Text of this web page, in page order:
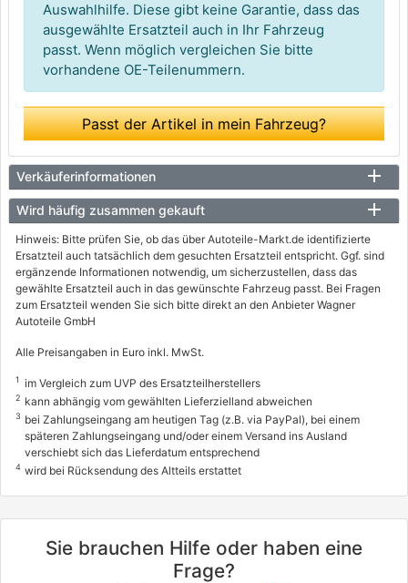
Auswahlhilfe. Diese gibt keine Garantie, dass das
ausgewählte Ersatzteil auch in Ihr Fahrzeug
passt. Wenn möglich vergleichen Sie bitte
vorhandene OE-Teilenummern.
Passt der Artikel in mein Fahrzeug?
Verkäuferinformationen
Wird häufig zusammen gekauft
Hinweis: Bitte prüfen Sie, ob das über Autoteile-Markt.de identifizierte
Ersatzteil auch tatsächlich dem gesuchten Ersatzteil entspricht. Ggf. sind
ergänzende Informationen notwendig, um sicherzustellen, dass das
gewählte Ersatzteil auch in das gewünschte Fahrzeug passt. Bei Fragen
zum Ersatzteil wenden Sie sich bitte direkt an den Anbieter Wagner
Autoteile GmbH
Alle Preisangaben in Euro inkl. MwSt.
1 im Vergleich zum UVP des Ersatzteilherstellers
2 kann abhängig vom gewählten Lieferzielland abweichen
3 bei Zahlungseingang am heutigen Tag (z.B. via PayPal), bei einem
späteren Zahlungseingang und/oder einem Versand ins Ausland
verschiebt sich das Lieferdatum entsprechend
4 wird bei Rücksendung des Altteils erstattet
Sie brauchen Hilfe oder haben eine
Frage?